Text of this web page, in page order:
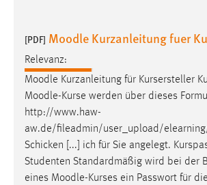
[PDF] Moodle Kurzanleitung fuer
Relevanz:
Moodle Kurzanleitung für Kursersteller
Moodle-Kurse werden über dieses
http://www.haw-
aw.de/fileadmin/user_upload/
Schicken [...] ich für Sie angelegt.
Studenten Standardmäßig wird bei der
eines Moodle-Kurses ein Passwort für
30 Tage
Chat
Name:
MibewSessionID, MIBEW_UserID,
chat-frame-style-5e9dbeb1811c0446
Zweck:
Wird benötigt um die Chatfunktion nutzen